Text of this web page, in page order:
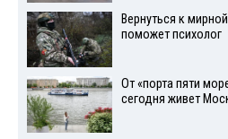
Вернуться к
поможет психолог
От «порта пяти
сегодня живет